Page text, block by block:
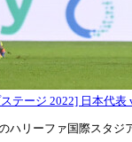
テージ 2022] 日本代表
ハリーファ国際スタ